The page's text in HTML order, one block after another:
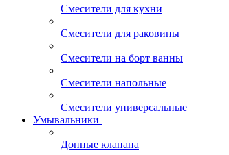
Смесители для кухни
Смесители для раковины
Смесители на борт ванны
Смесители напольные
Смесители универсальные
Умывальники
Донные клапана